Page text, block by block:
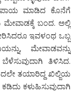
ಉಪಾಯ ಮಾಡಿದ ಕೊನೆಗೆ
ಬಂದ. ಅಲ್ಲಿ
ಇವಳಂಥ ಒಬ್ಬ
ಮೇವಾಡವನ್ನು
ತಿಳಿಸಿದ.
ತಯಾರಿದ್ದ ಖಿಲ್ಜಿಯ
ಕಳುಹಿಸುವುದಾಗಿ